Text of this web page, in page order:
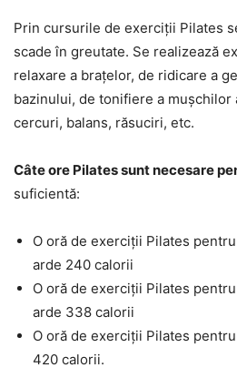
Prin cursurile de exerciții Pilates
scade în greutate. Se realizează
relaxare a brațelor, de ridicare a
bazinului, de tonifiere a
cercuri, balans, răsuciri, etc.
Câte ore Pilates sunt necesare
suficientă:
O oră de exerciții Pilates
arde 240 calorii
O oră de exerciții Pilates
arde 338 calorii
O oră de exerciții Pilates
420 calorii.